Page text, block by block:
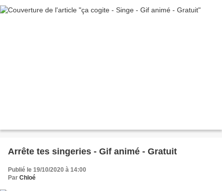
Arrête tes singeries - Gif animé - Gratuit
Publié le 19/10/2020 à 14:00
Par Chloé